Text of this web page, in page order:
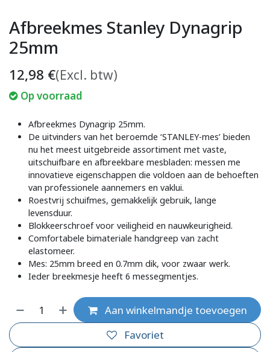
Afbreekmes Stanley Dynagrip
25mm
12,98 €(Excl. btw)
Op voorraad
Afbreekmes Dynagrip 25mm.
De uitvinders van het beroemde ‘STANLEY-mes’ bieden
nu het meest uitgebreide assortiment met vaste,
uitschuifbare en afbreekbare mesbladen: messen me
innovatieve eigenschappen die voldoen aan de behoeften
van professionele aannemers en vaklui.
Roestvrij schuifmes, gemakkelijk gebruik, lange
levensduur.
Blokkeerschroef voor veiligheid en nauwkeurigheid.
Comfortabele bimateriale handgreep van zacht
elastomeer.
Mes: 25mm breed en 0.7mm dik, voor zwaar werk.
Ieder breekmesje heeft 6 messegmentjes.
Aan winkelmandje toevoegen
Favoriet